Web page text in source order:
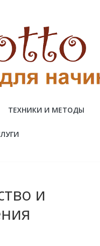
ТЕХНИКИ И МЕТОДЫ
и